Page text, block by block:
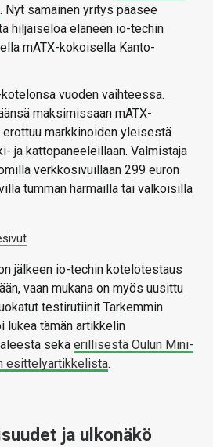
. Nyt samainen yritys pääsee
hiljaiseloa eläneen io-techin
mATX-kokoisella Kanto-
vuoden vaihteessa.
maksimissaan mATX-
markkinoiden yleisestä
ja kattopaneeleillaan. Valmistaja
verkkosivuillaan 299 euron
tumman harmailla tai valkoisilla
jälkeen io-techin kotelotestaus
vaan mukana on myös uusittu
testirutiinit Tarkemmin
lukea tämän artikkelin
sekä erillisestä Oulun Mini-
esittelyartikkelista.
ja ulkonäkö